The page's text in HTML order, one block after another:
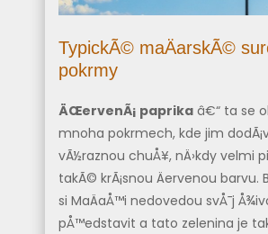
TypickÃ© maÄarskÃ©
pokrmy
ÄŒervenÃ¡ paprika â€“ ta se
mnoha pokrmech, kde jim
vÃ½raznou chuÅ¥, nÄ›kdy velmi
takÃ© krÃ¡snou Äervenou barvu.
si MaÄaÅ™i nedovedou svÅ¯j
pÅ™edstavit a tato zelenina je